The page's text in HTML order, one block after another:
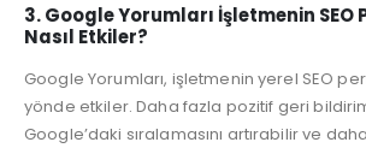
3. Google Yorumları İşletmenin SEO
Nasıl Etkiler?
Google Yorumları, işletmenin yerel SEO
yönde etkiler. Daha fazla pozitif geri
Google’daki sıralamasını artırabilir ve